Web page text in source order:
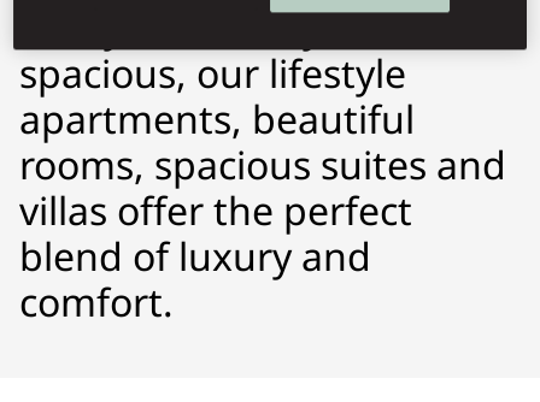
As stylish as they are
spacious, our lifestyle
apartments, beautiful
rooms, spacious suites and
villas offer the perfect
blend of luxury and
comfort.